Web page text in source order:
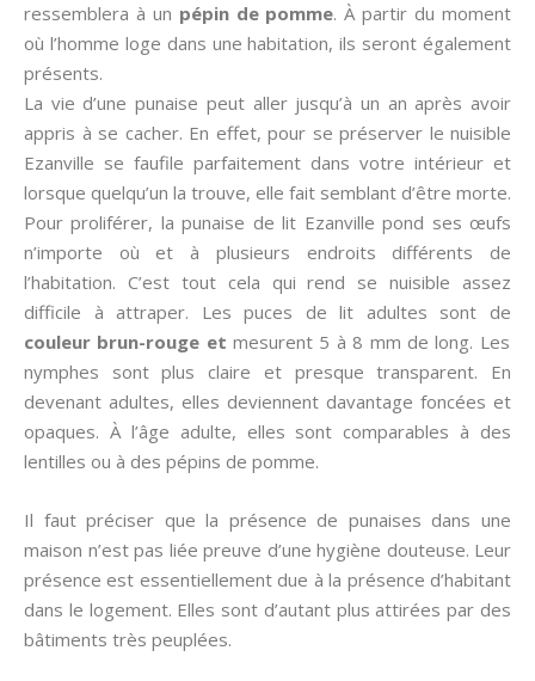
ressemblera à un pépin de pomme. À partir du moment
où l’homme loge dans une habitation, ils seront également
présents.
La vie d’une punaise peut aller jusqu’à un an après avoir
appris à se cacher. En effet, pour se préserver le nuisible
Ezanville se faufile parfaitement dans votre intérieur et
lorsque quelqu’un la trouve, elle fait semblant d’être morte.
Pour proliférer, la punaise de lit Ezanville pond ses œufs
n’importe où et à plusieurs endroits différents de
l’habitation. C’est tout cela qui rend se nuisible assez
difficile à attraper. Les puces de lit adultes sont de
couleur brun-rouge etmesurent 5 à 8 mm de long. Les
nymphes sont plus claire et presque transparent. En
devenant adultes, elles deviennent davantage foncées et
opaques. À l’âge adulte, elles sont comparables à des
lentilles ou à des pépins de pomme.
Il faut préciser que la présence de punaises dans une
maison n’est pas liée preuve d’une hygiène douteuse. Leur
présence est essentiellement due à la présence d’habitant
dans le logement. Elles sont d’autant plus attirées par des
bâtiments très peuplées.